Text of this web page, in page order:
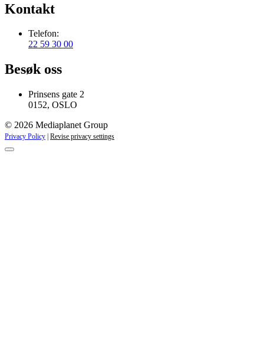
Kontakt
Telefon:
22 59 30 00
Besøk oss
Prinsens gate 2
0152, OSLO
© 2026 Mediaplanet Group
Privacy Policy Revise privacy settings